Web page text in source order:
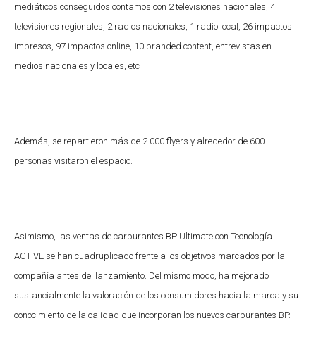
mediáticos conseguidos contamos con 2 televisiones nacionales, 4
televisiones regionales, 2 radios nacionales, 1 radio local, 26 impactos
impresos, 97 impactos online, 10 branded content, entrevistas en
medios nacionales y locales, etc
Además, se repartieron más de 2.000 flyers y alrededor de 600
personas visitaron el espacio.
Asimismo, las ventas de carburantes BP Ultimate con Tecnología
ACTIVE se han cuadruplicado frente a los objetivos marcados por la
compañía antes del lanzamiento. Del mismo modo, ha mejorado
sustancialmente la valoración de los consumidores hacia la marca y su
conocimiento de la calidad que incorporan los nuevos carburantes BP.